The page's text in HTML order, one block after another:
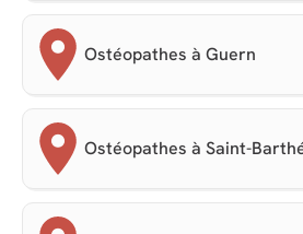
Ostéopathes à Guern
Ostéopathes à Saint-